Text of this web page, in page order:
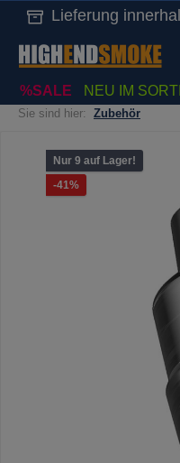
Zur
Lieferung
%SALE NEU IM
Sie sind hier: Zubehör
Bildergalerie überspringen
Nur 9 auf Lager!
-41%Rabatt